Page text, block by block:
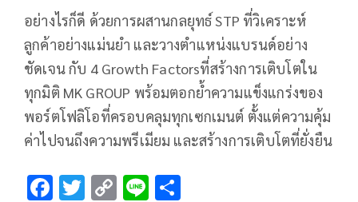
อย่างไรก็ดี ด้วยการผสานกลยุทธ์ STP ที่วิเคราะห์
ลูกค้าอย่างแม่นยำ และวางตำแหน่งแบรนด์อย่าง
ชัดเจน กับ 4 Growth Factorsที่สร้างการเติบโตใน
ทุกมิติ MK GROUP พร้อมตอกย้ำความแข็งแกร่งของ
พอร์ตโฟลิโอที่ครอบคลุมทุกเซกเมนต์ ตั้งแต่ความคุ้ม
ค่าไปจนถึงความพรีเมียม และสร้างการเติบโตที่ยั่งยืน
F T C Li